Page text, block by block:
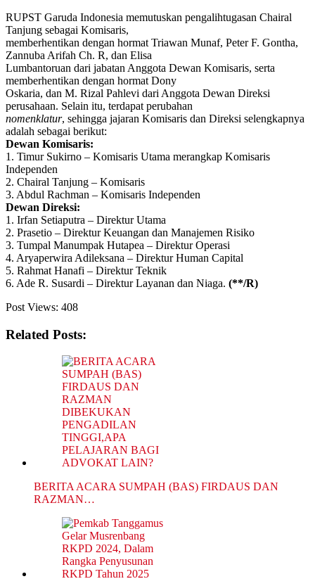
RUPST Garuda Indonesia memutuskan pengalihtugasan Chairal
Tanjung sebagai Komisaris,
memberhentikan dengan hormat Triawan Munaf, Peter F. Gontha,
Zannuba Arifah Ch. R, dan Elisa
Lumbantoruan dari jabatan Anggota Dewan Komisaris, serta
memberhentikan dengan hormat Dony
Oskaria, dan M. Rizal Pahlevi dari Anggota Dewan Direksi
perusahaan. Selain itu, terdapat perubahan
nomenklatur, sehingga jajaran Komisaris dan Direksi selengkapnya
adalah sebagai berikut:
Dewan Komisaris:
1. Timur Sukirno – Komisaris Utama merangkap Komisaris
Independen
2. Chairal Tanjung – Komisaris
3. Abdul Rachman – Komisaris Independen
Dewan Direksi:
1. Irfan Setiaputra – Direktur Utama
2. Prasetio – Direktur Keuangan dan Manajemen Risiko
3. Tumpal Manumpak Hutapea – Direktur Operasi
4. Aryaperwira Adileksana – Direktur Human Capital
5. Rahmat Hanafi – Direktur Teknik
6. Ade R. Susardi – Direktur Layanan dan Niaga. (**/R)
Post Views: 408
Related Posts:
BERITA ACARA SUMPAH (BAS) FIRDAUS DAN
RAZMAN…